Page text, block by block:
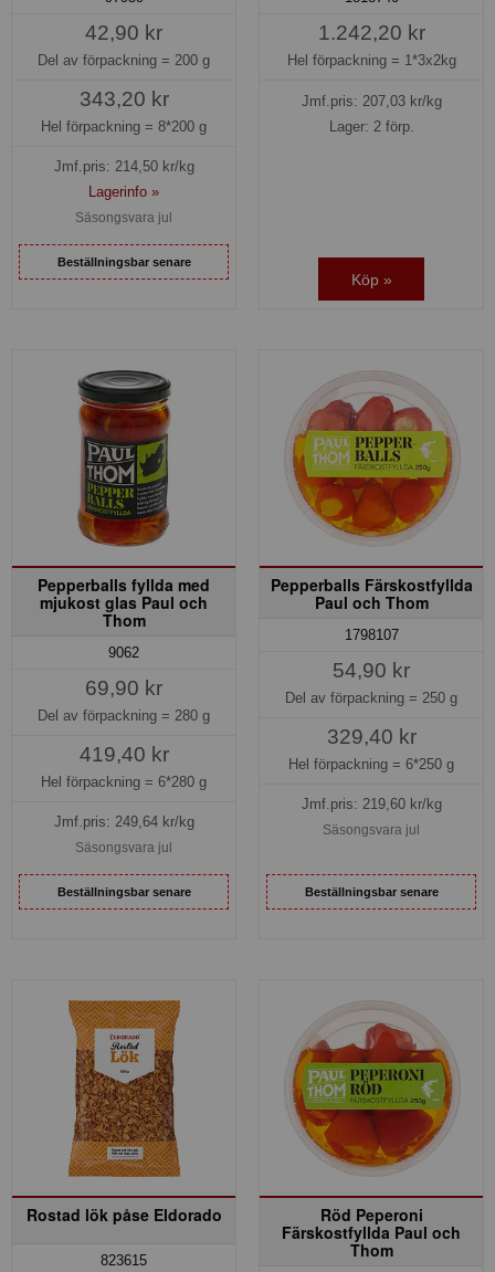
42,90 kr
Del av förpackning = 200 g
343,20 kr
Hel förpackning = 8*200 g
Jmf.pris: 214,50kr/kg
Lagerinfo »
Säsongsvara jul
Beställningsbar senare
1.242,20 kr
Hel förpackning = 1*3x2kg
Jmf.pris: 207,03kr/kg
Lager: 2 förp.
Köp »
Pepperballs fyllda med
mjukost glas Paul och
Thom
9062
69,90 kr
Del av förpackning = 280 g
419,40 kr
Hel förpackning = 6*280 g
Jmf.pris: 249,64kr/kg
Säsongsvara jul
Beställningsbar senare
Pepperballs Färskostfyllda
Paul och Thom
1798107
54,90 kr
Del av förpackning = 250 g
329,40 kr
Hel förpackning = 6*250 g
Jmf.pris: 219,60kr/kg
Säsongsvara jul
Beställningsbar senare
Rostad lök påse Eldorado
823615
Röd Peperoni
Färskostfyllda Paul och
Thom